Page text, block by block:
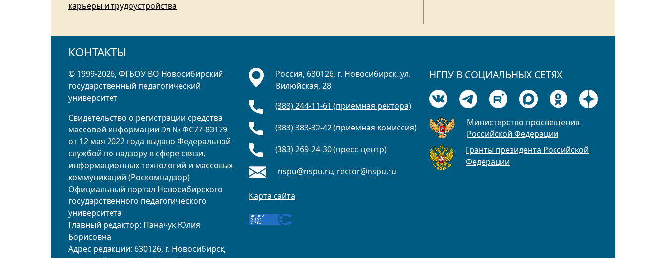
карьеры и трудоустройства
КОНТАКТЫ
© 1999-2026, ФГБОУ ВО Новосибирский
государственный педагогический
университет
Свидетельство о регистрации средства
массовой информации Эл № ФС77-83179
от 12 мая 2022 года выдано Федеральной
службой по надзору в сфере связи,
информационных технологий и массовых
коммуникаций (Роскомнадзор)
Официальный портал Новосибирского
государственного педагогического
университета
Главный редактор: Паначук Юлия
Борисовна
Адрес редакции: 630126, г. Новосибирск,
Россия, 630126, г. Новосибирск, ул.
Вилюйская, 28
(383) 244-11-61 (приёмная ректора)
(383) 383-32-42 (приёмная комиссия)
(383) 269-24-30 (пресс-центр)
nspu@nspu.ru, rector@nspu.ru
Карта сайта
НГПУ В СОЦИАЛЬНЫХ СЕТЯХ
Министерство просвещения
Российской Федерации
Гранты президента Российской
Федерации